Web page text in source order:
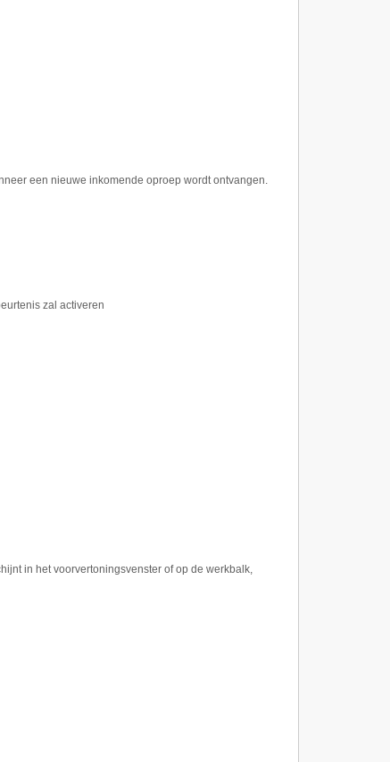
een nieuwe inkomende oproep wordt ontvangen.
zal activeren
in het voorvertoningsvenster of op de werkbalk,